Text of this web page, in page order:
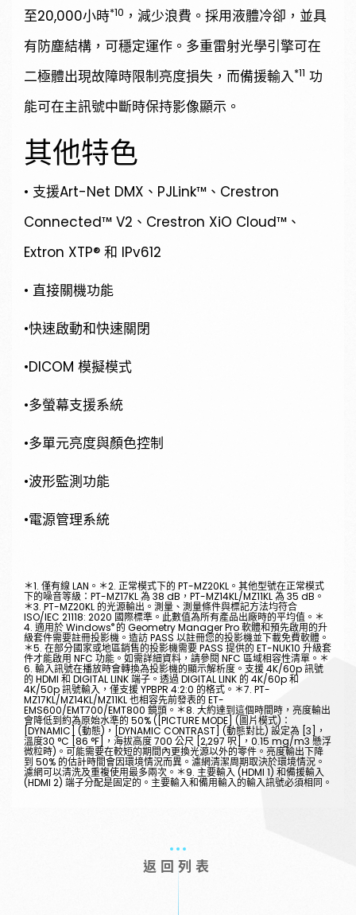
至20,000小時*10 ，減少浪費。採用液體冷卻，並具
有防塵結構，可穩定運作。多重雷射光學引擎可在
二極體出現故障時限制亮度損失，而備援輸入*11 功
能可在主訊號中斷時保持影像顯示。
其他特色
• 支援Art-Net DMX、PJLink™、Crestron
Connected™ V2、Crestron XiO Cloud™、
Extron XTP® 和 IPv612
• 直接關機功能
•快速啟動和快速關閉
•DICOM 模擬模式
•多螢幕支援系統
•多單元亮度與顏色控制
•波形監測功能
•電源管理系統
＊1. 僅有線 LAN。＊2. 正常模式下的 PT-MZ20KL。其他型號在正常模式
下的噪音等級：PT-MZ17KL 為 38 dB，PT-MZ14KL/MZ11KL 為 35 dB。
＊3. PT-MZ20KL 的光源輸出。測量、測量條件與標記方法均符合
ISO/IEC 21118: 2020 國際標準。此數值為所有產品出廠時的平均值。＊
4. 適用於 Windows® 的 Geometry Manager Pro 軟體和預先啟用的升
級套件需要註冊投影機。造訪 PASS 以註冊您的投影機並下載免費軟體。
＊5. 在部分國家或地區銷售的投影機需要 PASS 提供的 ET-NUK10 升級套
件才能啟用 NFC 功能。如需詳細資料，請參閱 NFC 區域相容性清單。＊
6. 輸入訊號在播放時會轉換為投影機的顯示解析度。支援 4K/60p 訊號
的 HDMI 和 DIGITAL LINK 端子。透過 DIGITAL LINK 的 4K/60p 和
4K/50p 訊號輸入，僅支援 YPBPR 4:2:0 的格式。＊7. PT-
MZ17KL/MZ14KL/MZ11KL 也相容先前發表的 ET-
EMS600/EMT700/EMT800 鏡頭。＊8. 大約達到這個時間時，亮度輸出
會降低到約為原始水準的 50% ([PICTURE MODE] (圖片模式)：
[DYNAMIC] (動態)，[DYNAMIC CONTRAST] (動態對比) 設定為 [3]，
溫度30 °C [86 °F]，海拔高度 700 公尺 [2,297 呎]，0.15 mg/m3 懸浮
微粒時)。可能需要在較短的期間內更換光源以外的零件。亮度輸出下降
到 50% 的估計時間會因環境情況而異。濾網清潔周期取決於環境情況。
濾網可以清洗及重複使用最多兩次。＊9. 主要輸入 (HDMI 1) 和備援輸入
(HDMI 2) 端子分配是固定的。主要輸入和備用輸入的輸入訊號必須相同。
返回列表